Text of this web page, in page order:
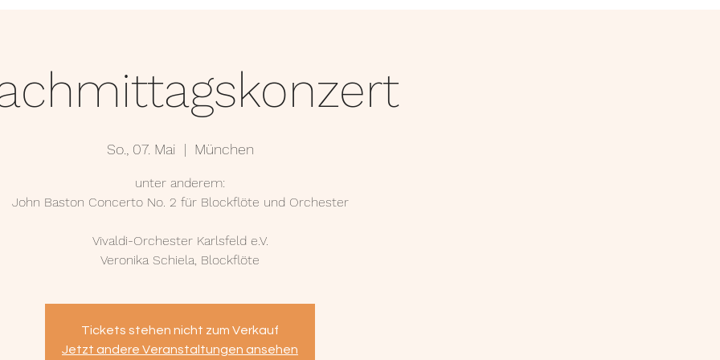
So., 07. Mai
  |
München
unter anderem:
John Baston Concerto No. 2 für Blockflöte und Orchester
Vivaldi-Orchester Karlsfeld e.V.
Veronika Schiela, Blockflöte
Tickets stehen nicht zum Verkauf
Jetzt andere Veranstaltungen ansehen